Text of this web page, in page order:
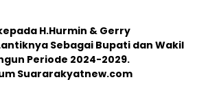
H.Hurmin & Gerry
Sebagai Bupati dan Wakil
Periode 2024-2029.
Suararakyatnew.com